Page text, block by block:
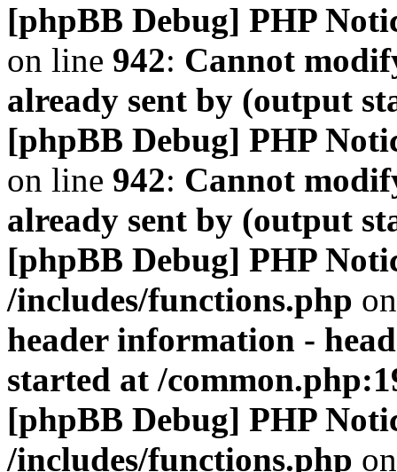
[phpBB Debug] PHP
on line 942: Cannot
already sent by (output
[phpBB Debug] PHP
on line 942: Cannot
already sent by (output
[phpBB Debug] PHP
/includes/functions.php
header information -
started at /
[phpBB Debug] PHP
/includes/functions.php